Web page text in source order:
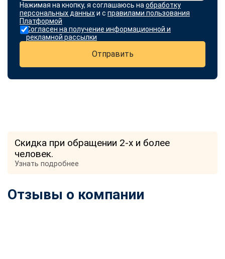
Нажимая на кнопку, я соглашаюсь на обработку
персональных данныхи с правилами пользования
Платформой
Согласен на получение информационной и
рекламной рассылки
Отправить
Скидка при обращении 2-х и более
человек.
Узнать подробнее
Отзывы о компании